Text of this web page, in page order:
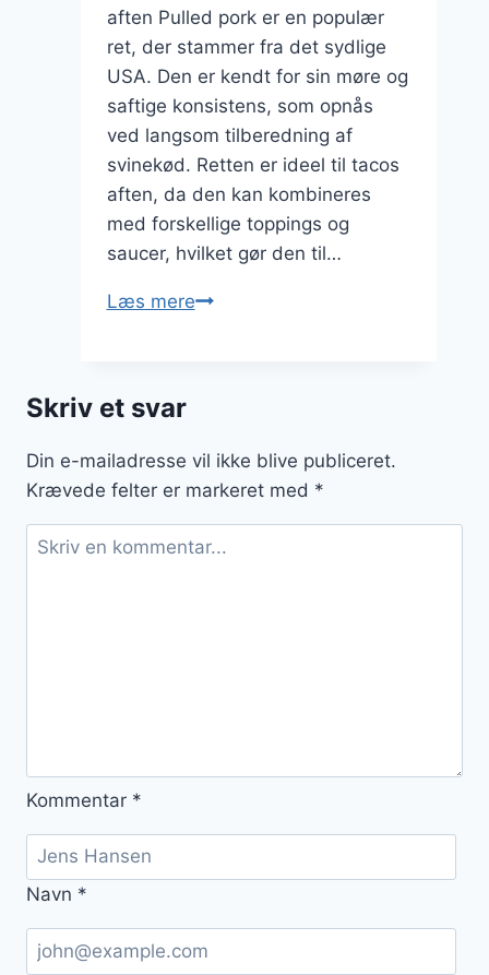
aften Pulled pork er en populær
ret, der stammer fra det sydlige
USA. Den er kendt for sin møre og
saftige konsistens, som opnås
ved langsom tilberedning af
svinekød. Retten er ideel til tacos
aften, da den kan kombineres
med forskellige toppings og
saucer, hvilket gør den til…
Læs merePulled
Skriv et svar
Din e-mailadresse vil ikke blive publiceret.
Krævede felter er markeret med *
Kommentar *
Navn *